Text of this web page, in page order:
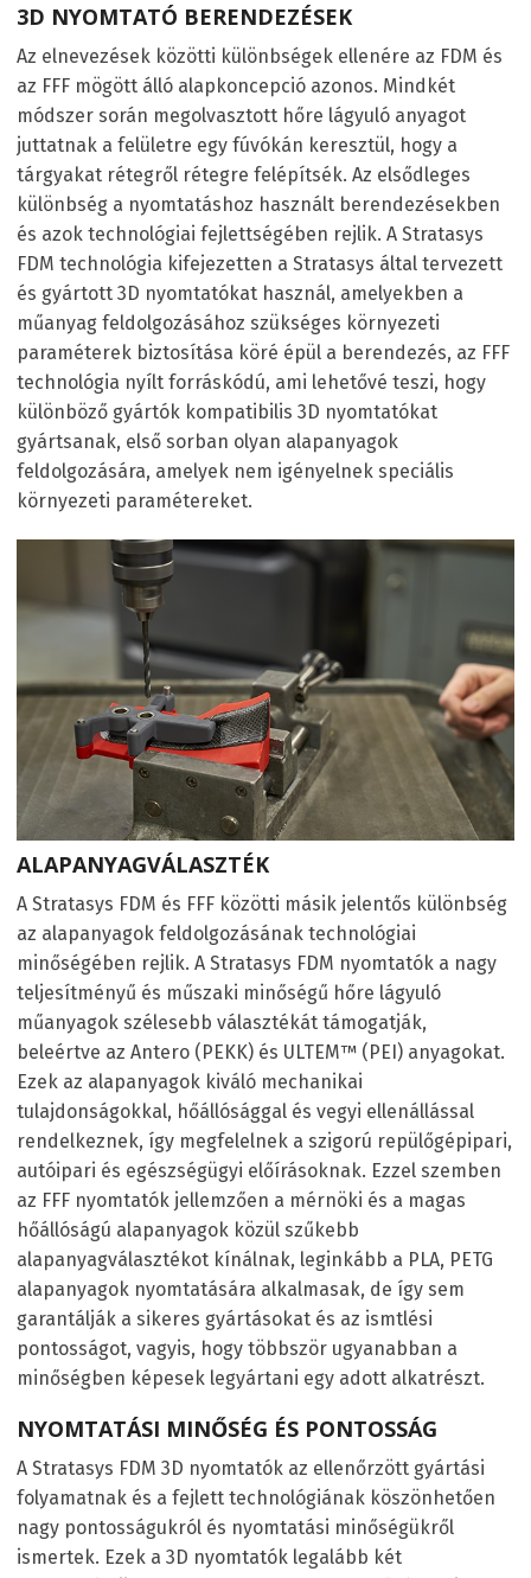
3D NYOMTATÓ BERENDEZÉSEK
Az elnevezések közötti különbségek ellenére az FDM és
az FFF mögött álló alapkoncepció azonos. Mindkét
módszer során megolvasztott hőre lágyuló anyagot
juttatnak a felületre egy fúvókán keresztül, hogy a
tárgyakat rétegről rétegre felépítsék. Az elsődleges
különbség a nyomtatáshoz használt berendezésekben
és azok technológiai fejlettségében rejlik. A Stratasys
FDM technológia kifejezetten a Stratasys által tervezett
és gyártott 3D nyomtatókat használ, amelyekben a
műanyag feldolgozásához szükséges környezeti
paraméterek biztosítása köré épül a berendezés, az FFF
technológia nyílt forráskódú, ami lehetővé teszi, hogy
különböző gyártók kompatibilis 3D nyomtatókat
gyártsanak, első sorban olyan alapanyagok
feldolgozására, amelyek nem igényelnek speciális
környezeti paramétereket.
ALAPANYAGVÁLASZTÉK
A Stratasys FDM és FFF közötti másik jelentős különbség
az alapanyagok feldolgozásának technológiai
minőségében rejlik. A Stratasys FDM nyomtatók a nagy
teljesítményű és műszaki minőségű hőre lágyuló
műanyagok szélesebb választékát támogatják,
beleértve az Antero (PEKK) és ULTEM™ (PEI) anyagokat.
Ezek az alapanyagok kiváló mechanikai
tulajdonságokkal, hőállósággal és vegyi ellenállással
rendelkeznek, így megfelelnek a szigorú repülőgépipari,
autóipari és egészségügyi előírásoknak. Ezzel szemben
az FFF nyomtatók jellemzően a mérnöki és a magas
hőállóságú alapanyagok közül szűkebb
alapanyagválasztékot kínálnak, leginkább a PLA, PETG
alapanyagok nyomtatására alkalmasak, de így sem
garantálják a sikeres gyártásokat és az ismtlési
pontosságot, vagyis, hogy többször ugyanabban a
minőségben képesek legyártani egy adott alkatrészt.
NYOMTATÁSI MINŐSÉG ÉS PONTOSSÁG
A Stratasys FDM 3D nyomtatók az ellenőrzött gyártási
folyamatnak és a fejlett technológiának köszönhetően
nagy pontosságukról és nyomtatási minőségükről
ismertek. Ezek a 3D nyomtatók legalább két